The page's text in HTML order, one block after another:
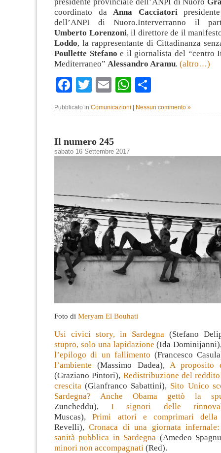
coordinato da Anna Cacciatori
dell’ANPI di Nuoro.Interverranno il
Umberto Lorenzoni, il direttore de il
Loddo, la rappresentante di Cittadinanza
Poullette Stefano e il giornalista del “centro
Mediterraneo” Alessandro Aramu. (altro…)
Facebook
TwitterEmailWhatsApp
Pubblicato in Comunicazioni Nessun commento »
Il numero 245
sabato 16 Settembre 2017
Foto di Meryam El Bouhati
Usi civici story, in Sardegna (Stefano
stupro, solo una lapidazione (Ida
l’epilogo di un fallimento (Francesco
l’ambiente (Massimo Dadea), A proposito
(Graziano Pintori), Redistribuzione del
crescita (Gianfranco Sabattini), Sito Unico
Sardegna? Anche Obama gettò la
Zuncheddu),I signori delle
Muscas),Primi attori e comprimari della
Revelli),Cronaca di una giornata
sanità pubblica in Sardegna (Amedeo
minori non accompagnati (Red).